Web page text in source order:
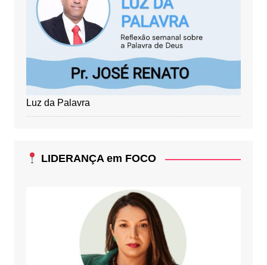
Luz da Palavra
LIDERANÇA em FOCO